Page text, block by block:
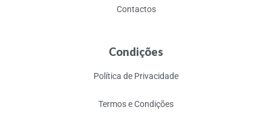
Contactos
Condições
Política de Privacidade
Termos e Condições